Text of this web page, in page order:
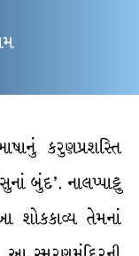
કરુણપ્રશસ્તિ
બુંદ’. નાલપ્પાટ્ટુ
શોકકાવ્ય તેમનાં